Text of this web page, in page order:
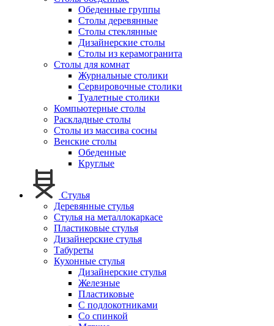
Обеденные группы
Столы деревянные
Столы стеклянные
Дизайнерские столы
Столы из керамогранита
Столы для комнат
Журнальные столики
Сервировочные столики
Туалетные столики
Компьютерные столы
Раскладные столы
Столы из массива сосны
Венские столы
Обеденные
Круглые
Стулья
Деревянные стулья
Стулья на металлокаркасе
Пластиковые стулья
Дизайнерские стулья
Табуреты
Кухонные стулья
Дизайнерские стулья
Железные
Пластиковые
С подлокотниками
Со спинкой